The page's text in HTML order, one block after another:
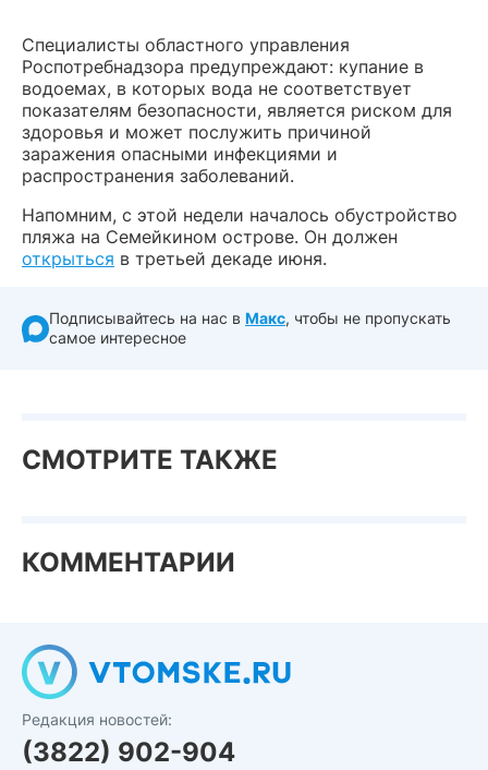
Специалисты областного управления
Роспотребнадзора предупреждают: купание в
водоемах, в которых вода не соответствует
показателям безопасности, является риском для
здоровья и может послужить причиной
заражения опасными инфекциями и
распространения заболеваний.
Напомним, с этой недели началось обустройство
пляжа на Семейкином острове. Он должен
открыться в третьей декаде июня.
Подписывайтесь на нас в Макс, чтобы не пропускать
самое интересное
СМОТРИТЕ ТАКЖЕ
КОММЕНТАРИИ
Редакция новостей:
(3822) 902-904